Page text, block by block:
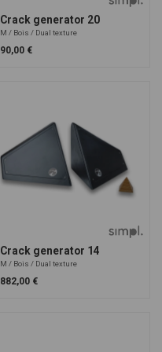
Crack generator 20
M Bois Dual texture
90,00 €
Crack generator 14
M Bois Dual texture
882,00 €